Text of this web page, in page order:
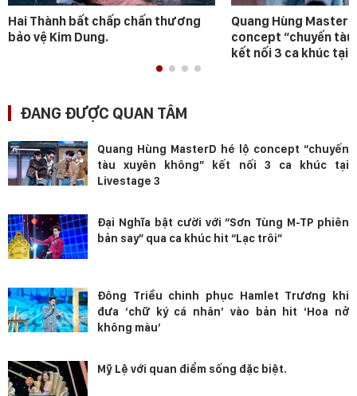
Hai Thành bất chấp chấn thương
bảo vệ Kim Dung.
Quang Hùng
concept “chuyến tàu
kết nối 3 ca khúc tại
ĐANG ĐƯỢC QUAN TÂM
Quang Hùng MasterD hé lộ concept “chuyến
tàu xuyên không” kết nối 3 ca khúc tại
Livestage 3
Đại Nghĩa bật cười với “Sơn Tùng M-TP phiên
bản say” qua ca khúc hit “Lạc trôi”
Đông Triều chinh phục Hamlet Trương khi
đưa ‘chữ ký cá nhân’ vào bản hit ‘Hoa nở
không màu’
Mỹ Lệ với quan điểm sống đặc biệt.